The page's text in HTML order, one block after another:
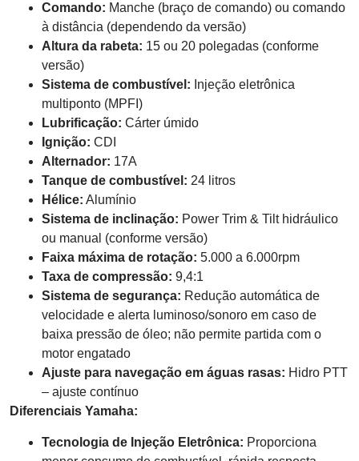
Comando: Manche (braço de comando) ou comando
à distância (dependendo da versão)
Altura da rabeta: 15 ou 20 polegadas (conforme
versão)
Sistema de combustível: Injeção eletrônica
multiponto (MPFI)
Lubrificação: Cárter úmido
Ignição: CDI
Alternador: 17A
Tanque de combustível: 24 litros
Hélice: Alumínio
Sistema de inclinação: Power Trim & Tilt hidráulico
ou manual (conforme versão)
Faixa máxima de rotação: 5.000 a 6.000rpm
Taxa de compressão: 9,4:1
Sistema de segurança: Redução automática de
velocidade e alerta luminoso/sonoro em caso de
baixa pressão de óleo; não permite partida com o
motor engatado
Ajuste para navegação em águas rasas: Hidro PTT
– ajuste contínuo
Diferenciais Yamaha:
Tecnologia de Injeção Eletrônica: Proporciona